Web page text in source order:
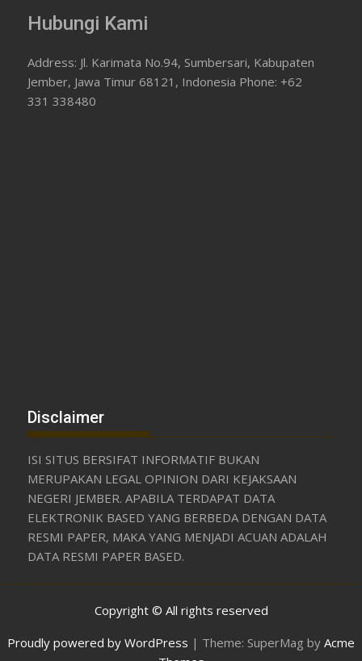
Hubungi Kami
Address: Jl. Karimata No.94, Sumbersari, Kabupaten
Jember, Jawa Timur 68121, Indonesia Phone: +62
331 338480
Disclaimer
ISI SITUS BERSIFAT INFORMATIF BUKAN
MERUPAKAN LEGAL OPINION DARI KEJAKSAAN
NEGERI JEMBER. APABILA TERDAPAT DATA
ELEKTRONIK BASED YANG BERBEDA DENGAN DATA
RESMI PAPER, MAKA YANG MENJADI ACUAN ADALAH
DATA RESMI PAPER BASED.
Copyright © All rights reserved
Proudly powered by WordPress | Theme: SuperMag by Acme